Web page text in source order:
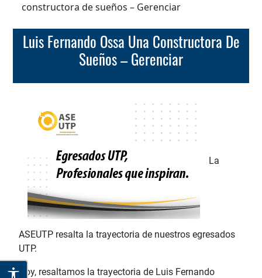
constructora de sueños – Gerenciar
Luis Fernando Ossa Una Constructora De
Sueños – Gerenciar
La
ASEUTP resalta la trayectoria de nuestros egresados
UTP.
Hoy, resaltamos la trayectoria de Luis Fernando